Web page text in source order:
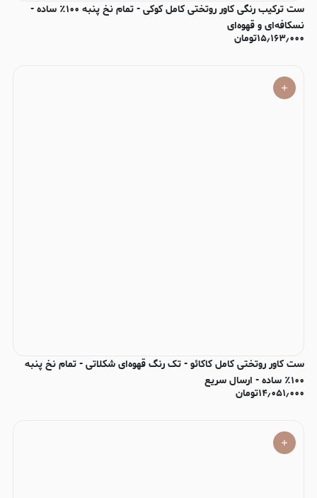
ست ترکیب رنگی کاور روتختی کامل کوکی - تمام نخ پنبه ۱۰۰٪ ساده -
نسکافه‌ای و قهوه‌ای
۱۵٫۱۶۳٫۰۰۰تومان
ست کاور روتختی کامل کاکائو - تک رنگ قهوه‌ای شکلاتی - تمام نخ پنبه
۱۰۰٪ ساده - ارسال سریع
۱۴٫۰۵۱٫۰۰۰تومان